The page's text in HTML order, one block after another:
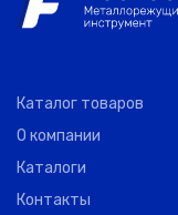
Каталог товаров
О компании
Каталоги
Контакты